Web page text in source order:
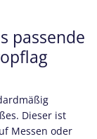
passende
Dieser ist
Messen oder